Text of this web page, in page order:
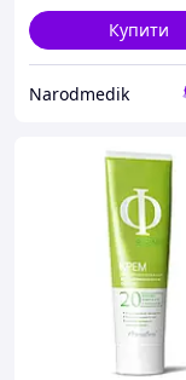
Купити
Narodmedik